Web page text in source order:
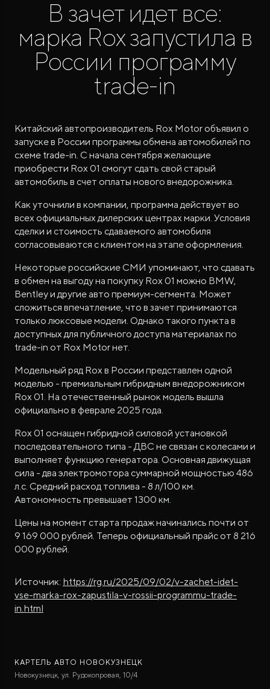
от 9 300 000 ₽*
В зачет идет все:
марка Rox запустила в
России программу
trade-in
Китайский автопроизводитель Rox Motor объявил о
запуске в России программы обмена автомобилей по
схеме trade-in. С начала сентября желающие
приобрести Rox 01 смогут сдать свой старый
автомобиль в счет оплаты нового внедорожника.
Как уточнили в компании, программа действует во
всех официальных дилерских центрах марки. Условия
сделки и стоимость сдаваемого автомобиля
согласовываются с клиентом на этапе оформления.
Некоторые российские СМИ упоминают, что сдавать
в обмен на выгоду на покупку Rox 01 можно BMW,
Bentley и другие авто премиум-сегмента. Может
сложиться впечатление, что в зачет принимаются
только люксовые модели. Однако такого пункта в
доступных для публичного доступа материалах по
trade-in от Rox Motor нет.
Модельный ряд Rox в России представлен одной
моделью - премиальным гибридным внедорожником
Rox 01. На отечественный рынок модель вышла
официально в феврале 2025 года.
Rox 01 оснащен гибридной силовой установкой
последовательного типа - ДВС не связан с колесами и
выполняет функцию генератора. Основная движущая
сила - два электромотора суммарной мощностью 486
л.с. Средний расход топлива - 8 л/100 км.
Автономность превышает 1300 км.
Цены на момент старта продаж начинались почти от
9 169 000 рублей. Теперь официальный прайс от 8 216
000 рублей.
Источник: https://rg.ru/2025/09/02/v-zachet-idet-
vse-marka-rox-zapustila-v-rossii-programmu-trade-
in.html
КАРТЕЛЬ АВТО НОВОКУЗНЕЦК
Новокузнецк, ул. Рудокопровая, 10/4